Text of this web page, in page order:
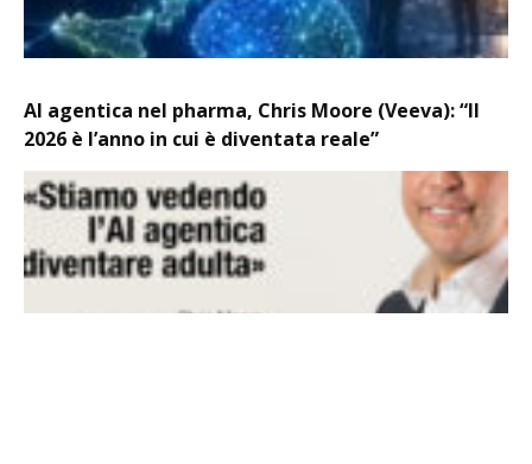
AI agentica nel pharma, Chris Moore (Veeva): “Il
2026 è l’anno in cui è diventata reale”